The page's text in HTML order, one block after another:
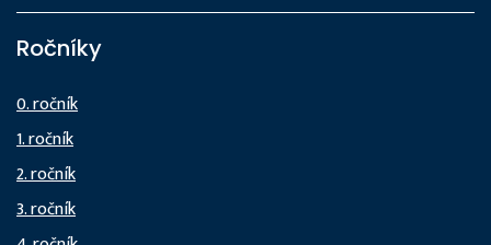
Ročníky
0. ročník
1. ročník
2. ročník
3. ročník